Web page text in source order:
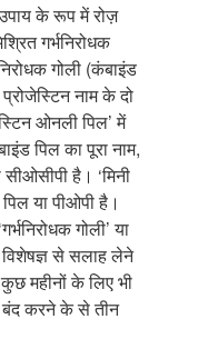
उपाय के रूप में रोज़
गर्भनिरोधक
गोली (कंबाइंड
नाम के दो
ओनली पिल’ में
पिल का पूरा नाम,
है। ‘मिनी
या पीओपी है।
गोली’ या
से सलाह लेने
महीनों के लिए भी
बंद करने के से तीन